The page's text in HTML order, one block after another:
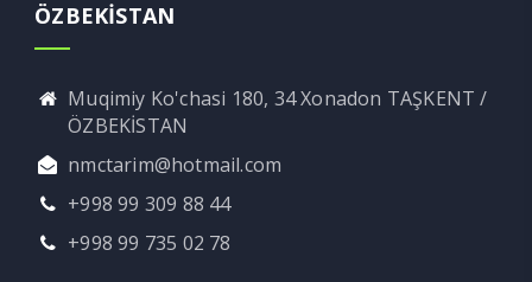
ÖZBEKİSTAN
Muqimiy Ko'chasi 180, 34 Xonadon TAŞKENT /
ÖZBEKİSTAN
nmctarim@hotmail.com
+998 99 309 88 44
+998 99 735 02 78